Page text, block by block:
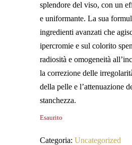
splendore del viso, con un
e uniformante. La sua
ingredienti avanzati che
ipercromie e sul colorito
radiosità e omogeneità
la correzione delle
della pelle e l’attenuazione
stanchezza.
Esaurito
Categoria: Uncategorized